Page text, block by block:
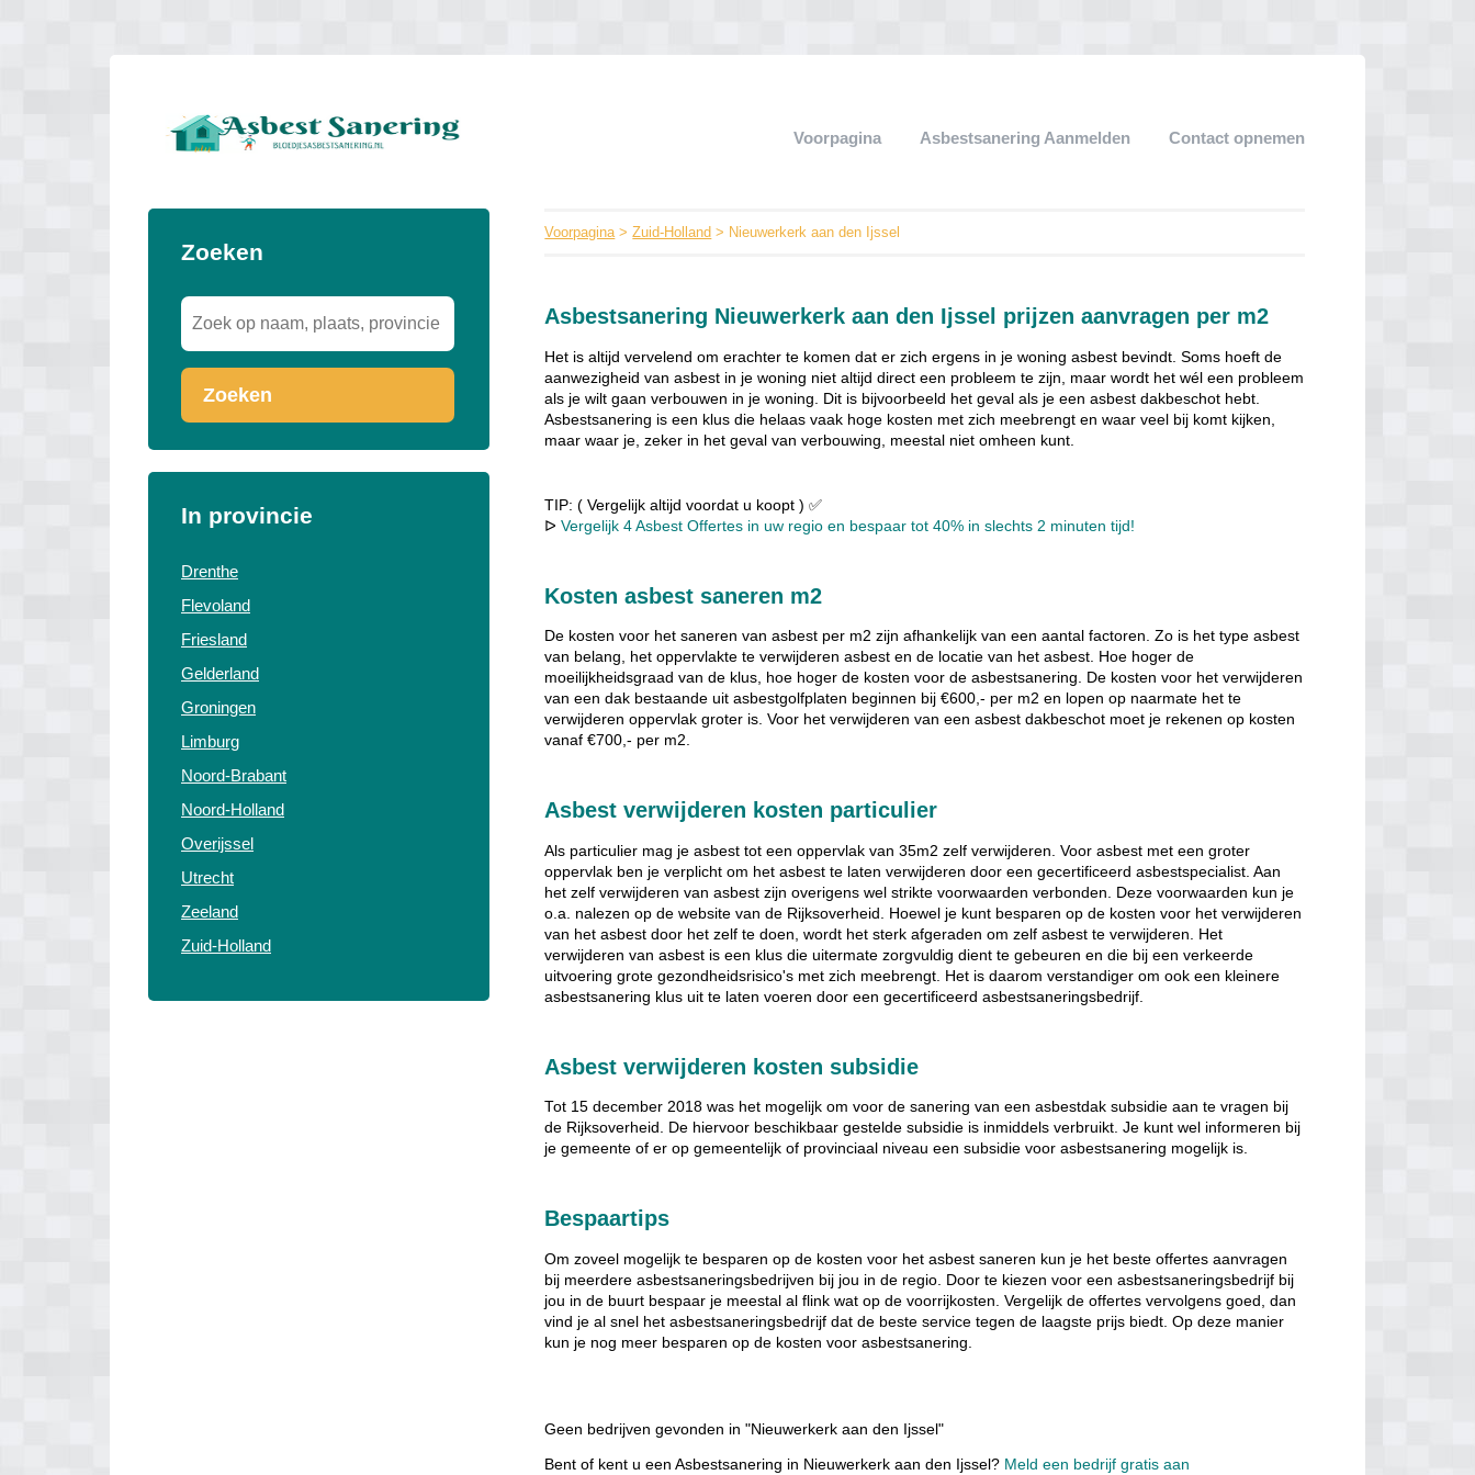
Voorpagina Asbestsanering Aanmelden Contact opnemen
Zoeken
Zoeken
In provincie
Drenthe
Flevoland
Friesland
Gelderland
Groningen
Limburg
Noord-Brabant
Noord-Holland
Overijssel
Utrecht
Zeeland
Zuid-Holland
Voorpagina>Zuid-Holland > Nieuwerkerk aan den Ijssel
Asbestsanering Nieuwerkerk aan den Ijssel prijzen aanvragen per m2
Het is altijd vervelend om erachter te komen dat er zich ergens in je woning asbest bevindt. Soms hoeft de
aanwezigheid van asbest in je woning niet altijd direct een probleem te zijn, maar wordt het wél een probleem
als je wilt gaan verbouwen in je woning. Dit is bijvoorbeeld het geval als je een asbest dakbeschot hebt.
Asbestsanering is een klus die helaas vaak hoge kosten met zich meebrengt en waar veel bij komt kijken,
maar waar je, zeker in het geval van verbouwing, meestal niet omheen kunt.
TIP: ( Vergelijk altijd voordat u koopt ) ✅
ᐅVergelijk 4 Asbest Offertes in uw regio en bespaar tot 40% in slechts 2 minuten tijd!
Kosten asbest saneren m2
De kosten voor het saneren van asbest per m2 zijn afhankelijk van een aantal factoren. Zo is het type asbest
van belang, het oppervlakte te verwijderen asbest en de locatie van het asbest. Hoe hoger de
moeilijkheidsgraad van de klus, hoe hoger de kosten voor de asbestsanering. De kosten voor het verwijderen
van een dak bestaande uit asbestgolfplaten beginnen bij €600,- per m2 en lopen op naarmate het te
verwijderen oppervlak groter is. Voor het verwijderen van een asbest dakbeschot moet je rekenen op kosten
vanaf €700,- per m2.
Asbest verwijderen kosten particulier
Als particulier mag je asbest tot een oppervlak van 35m2 zelf verwijderen. Voor asbest met een groter
oppervlak ben je verplicht om het asbest te laten verwijderen door een gecertificeerd asbestspecialist. Aan
het zelf verwijderen van asbest zijn overigens wel strikte voorwaarden verbonden. Deze voorwaarden kun je
o.a. nalezen op de website van de Rijksoverheid. Hoewel je kunt besparen op de kosten voor het verwijderen
van het asbest door het zelf te doen, wordt het sterk afgeraden om zelf asbest te verwijderen. Het
verwijderen van asbest is een klus die uitermate zorgvuldig dient te gebeuren en die bij een verkeerde
uitvoering grote gezondheidsrisico's met zich meebrengt. Het is daarom verstandiger om ook een kleinere
asbestsanering klus uit te laten voeren door een gecertificeerd asbestsaneringsbedrijf.
Asbest verwijderen kosten subsidie
Tot 15 december 2018 was het mogelijk om voor de sanering van een asbestdak subsidie aan te vragen bij
de Rijksoverheid. De hiervoor beschikbaar gestelde subsidie is inmiddels verbruikt. Je kunt wel informeren bij
je gemeente of er op gemeentelijk of provinciaal niveau een subsidie voor asbestsanering mogelijk is.
Bespaartips
Om zoveel mogelijk te besparen op de kosten voor het asbest saneren kun je het beste offertes aanvragen
bij meerdere asbestsaneringsbedrijven bij jou in de regio. Door te kiezen voor een asbestsaneringsbedrijf bij
jou in de buurt bespaar je meestal al flink wat op de voorrijkosten. Vergelijk de offertes vervolgens goed, dan
vind je al snel het asbestsaneringsbedrijf dat de beste service tegen de laagste prijs biedt. Op deze manier
kun je nog meer besparen op de kosten voor asbestsanering.
Geen bedrijven gevonden in "Nieuwerkerk aan den Ijssel"
Bent of kent u een Asbestsanering in Nieuwerkerk aan den Ijssel? Meld een bedrijf gratis aan